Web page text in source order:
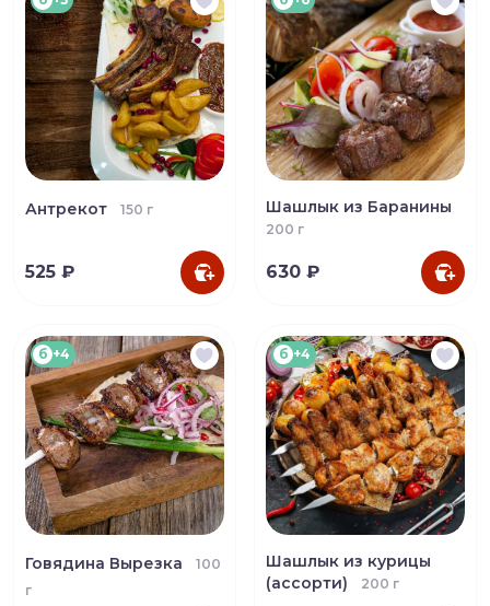
Антрекот 150 г
525 ₽
Шашлык из Баранины
200 г
630 ₽
б +4
Говядина Вырезка
100
г
б +4
Шашлык из курицы
(ассорти)
200 г